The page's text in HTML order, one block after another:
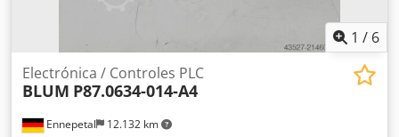
1 / 6
Ennepetal 12.132 km
Electrónica / Controles PLC
BLUM P87.0634-014-A4